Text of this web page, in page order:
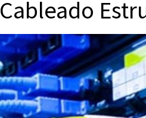
Cableado